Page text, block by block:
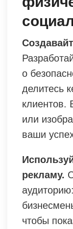
о
делитесь
клиентов.
или
ваши
рекламу.
чтобы